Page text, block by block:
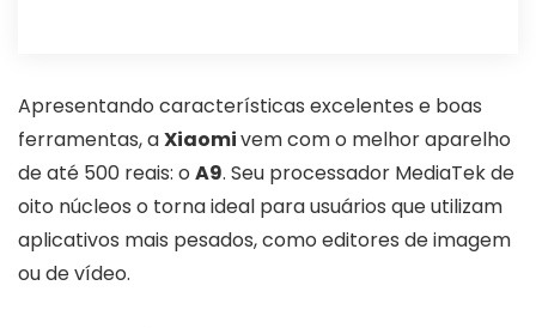
Apresentando características excelentes e boas
ferramentas, aXiaomivem com o melhor aparelho
de até 500 reais: o A9. Seu processador MediaTek de
oito núcleos o torna ideal para usuários que utilizam
aplicativos mais pesados, como editores de imagem
ou de vídeo.